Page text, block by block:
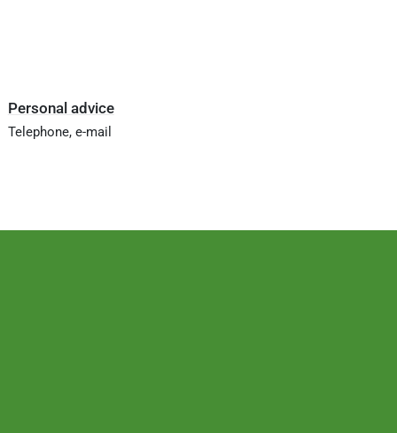
Personal advice
Telephone, e-mail